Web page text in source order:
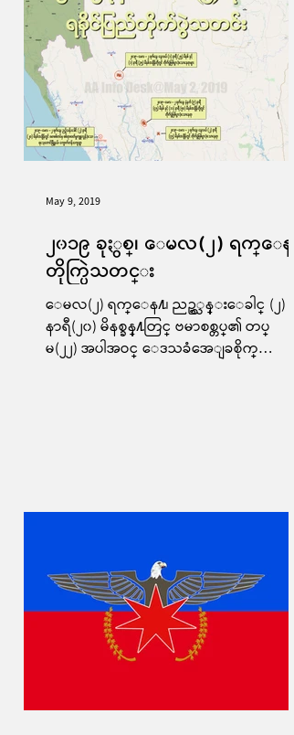
၂၀၁၉ ခုႏွစ္၊ ေမလ(၂) ရက္ေန႔
တိုက္ပြဲသတင္း
ေမလ(၂) ရက္ေန႔၊ ညဥ့္သန္းေခါင္ (၂)
နာရီ(၂၀) မိနစ္ခန္႔တြင္ ဗမာစစ္တပ္၏ တပ္
မ(၂၂) အပါအဝင္ ေဒသခံအေျခစိုက္
May 9, 2019